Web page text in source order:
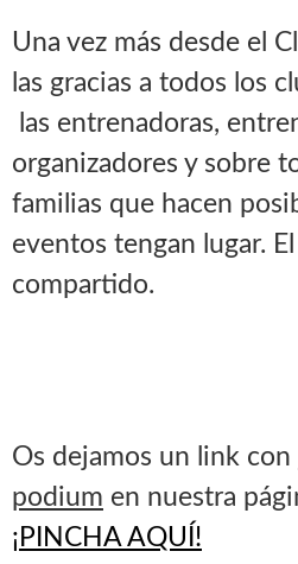
Una vez más desde el
las gracias a todos los
las entrenadoras,
organizadores y sobre
familias que hacen
eventos tengan lugar.
compartido.
Os dejamos un link con
podium en nuestra
¡PINCHA AQUÍ!